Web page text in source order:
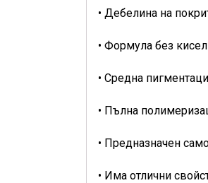
• Дебелина на
• Формула без
• Средна
• Пълна
• Предназначен
• Има отлични